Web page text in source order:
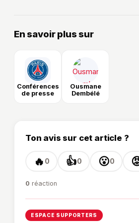
En savoir plus sur
Conférences
de presse
Ousmane
Dembélé
Ton avis sur cet article ?
🔥 0 👍0 😮0
0 réaction
ESPACE SUPPORTERS